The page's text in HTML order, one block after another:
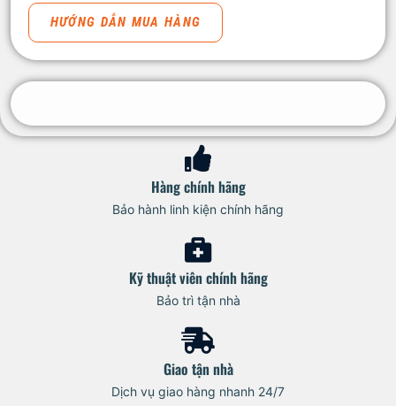
HƯỚNG DẪN MUA HÀNG
Hàng chính hãng
Bảo hành linh kiện chính hãng
Kỹ thuật viên chính hãng
Bảo trì tận nhà
Giao tận nhà
Dịch vụ giao hàng nhanh 24/7